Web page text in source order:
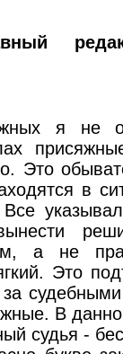
я не
Это
в
а не
Это
В
судья -